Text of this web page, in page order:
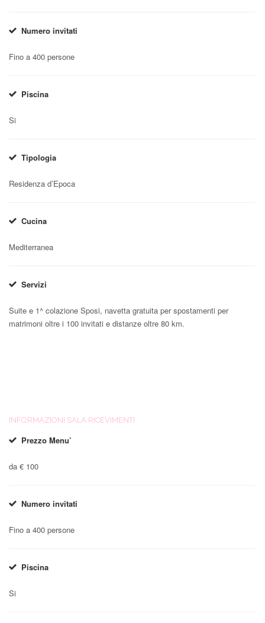
Numero invitati
Fino a 400 persone
Piscina
Si
Tipologia
Residenza d’Epoca
Cucina
Mediterranea
Servizi
Suite e 1^ colazione Sposi, navetta gratuita per spostamenti per
matrimoni oltre i 100 invitati e distanze oltre 80 km.
INFORMAZIONI SALA RICEVIMENTI
Prezzo Menu’
da € 100
Numero invitati
Fino a 400 persone
Piscina
Si